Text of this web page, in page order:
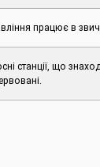
працює в
станції, що